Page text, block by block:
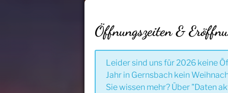
Öffnungszeiten &
Leider sind uns für 2026 keine
Jahr in Gernsbach kein
Sie wissen mehr? Über "Daten